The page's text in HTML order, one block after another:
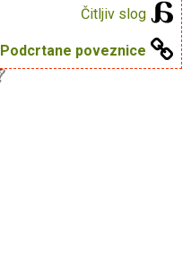
Čitljiv slog
Podcrtane poveznice